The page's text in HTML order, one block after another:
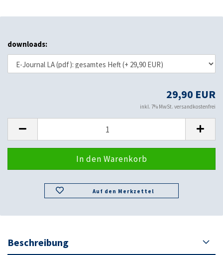
downloads:
29,90 EUR
inkl. 7% MwSt. versandkostenfrei
Auf den Merkzettel
Beschreibung